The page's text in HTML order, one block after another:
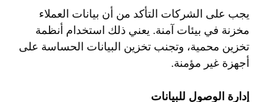
يجب على الشركات التأكد من أن بيانات العملاء
مخزنة في بيئات آمنة. يعني ذلك استخدام أنظمة
تخزين محمية، وتجنب تخزين البيانات الحساسة على
أجهزة غير مؤمنة.
إدارة الوصول للبيانات